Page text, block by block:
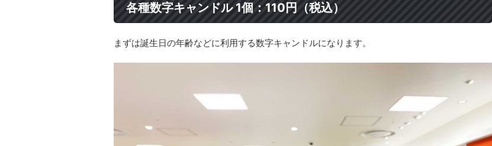
各種数字キャンドル 1個：110円（税込）
まずは誕生日の年齢などに利用する数字キャンドルになります。